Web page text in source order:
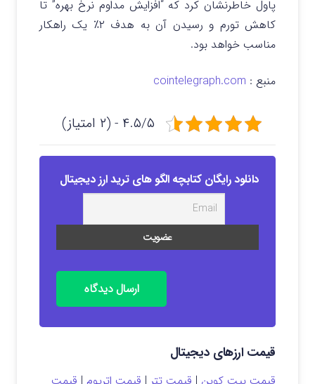
پاول خاطرنشان کرد که “افزایش مداوم نرخ بهره” تا
کاهش تورم و رسیدن آن به هدف ۲٪ یک راهکار
مناسب خواهد بود.
منبع : cointelegraph.com
۴.۵/۵ - (۲ امتیاز)
دانلود رایگان کتابچه الگو های ترید ارز دیجیتال
ارسال دیدگاه
قیمت ارزهای دیجیتال